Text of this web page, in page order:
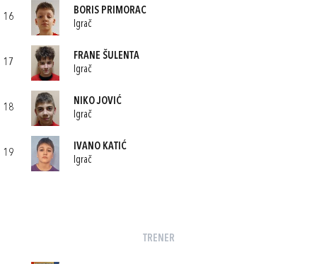
16
BORIS PRIMORAC
Igrač
17
FRANE ŠULENTA
Igrač
18
NIKO JOVIĆ
Igrač
19
IVANO KATIĆ
Igrač
TRENER